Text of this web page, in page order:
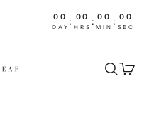
00
DAY : 00
HRS : 00
MIN : 00
SEC
Search
Cart